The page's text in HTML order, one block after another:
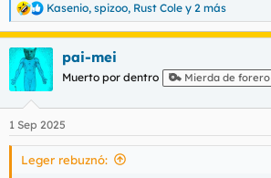
R
e
a
c
c
i
e
s
Kasenio, spizoo, Rust Cole y 2 más
pai-mei
Muerto por dentro Mierda de forero
1 Sep 2025
Leger rebuznó: